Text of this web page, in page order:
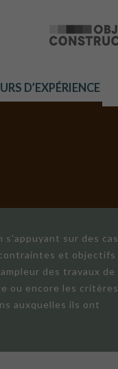
D’EXPÉRIENCE
sur des cas
et objectifs
des travaux de
ou encore les critères
auxquelles ils ont